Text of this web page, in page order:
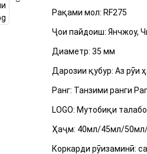
Рақами мол: RF275
Ҷои пайдоиш: Янчжоу,
Диаметр: 35 мм
Дарозии қубур: Аз рӯи
Ранг: Танзими ранги
LOGO: Мутобиқи
Ҳаҷм: 40мл/45мл/
Коркарди рӯизаминӣ: